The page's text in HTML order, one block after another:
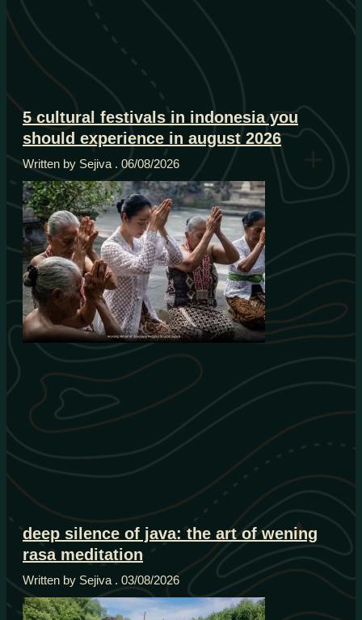
5 cultural festivals in indonesia you
should experience in august 2026
Written by Sejiva 06/08/2026
deep silence of java: the art of wening
rasa meditation
Written by Sejiva 03/08/2026